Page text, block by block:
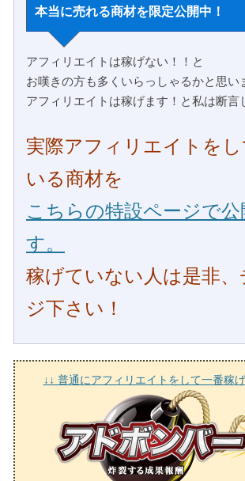
本当に売れる商材を限定公開中！
アフィリエイトは稼げない！！と
お嘆きの方も多くいらっしゃるかと思い
アフィリエイトは稼げます！と私は断言
実際アフィリエイトをし
いる商材を
こちらの特設ページで公
す。
稼げていない人は是非、
ジ下さい！
↓↓ 普通にアフィリエイトをして一番稼げ